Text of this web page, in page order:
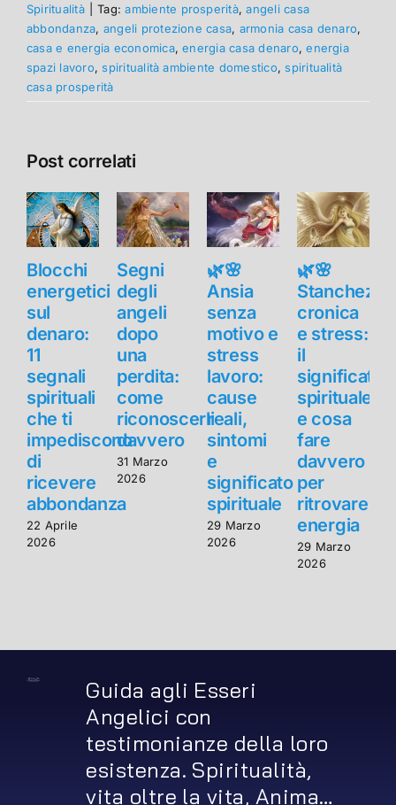
Spiritualità
Tag:ambiente prosperità,angeli casa
abbondanza, angeli protezione casa, armonia casa denaro,
casa e energia economica,energia casa denaro,energia
spazi lavoro,spiritualità ambiente domestico,spiritualità
casa prosperità
Post correlati
Blocchi
energetici
sul
denaro:
11
segnali
spirituali
che ti
impediscono
di
ricevere
abbondanza
22 Aprile
2026
Segni
degli
angeli
dopo
una
perdita:
come
riconoscerli
davvero
31 Marzo
2026
🌿🌸
Ansia
senza
motivo e
stress
lavoro:
cause
reali,
sintomi
e
significato
spirituale
29 Marzo
2026
🌿🌸
Stanchezza
cronica
e stress:
il
significato
spirituale
e cosa
fare
davvero
per
ritrovare
energia
29 Marzo
2026
Guida agli Esseri
Angelici con
testimonianze della loro
esistenza. Spiritualità,
vita oltre la vita, Anima…